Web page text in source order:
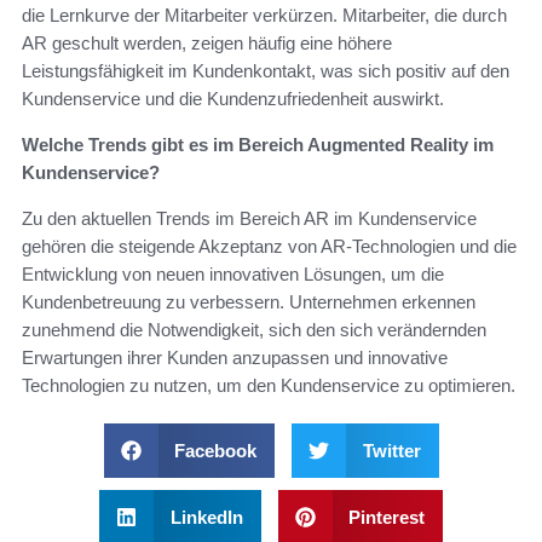
die Lernkurve der Mitarbeiter verkürzen. Mitarbeiter, die durch
AR geschult werden, zeigen häufig eine höhere
Leistungsfähigkeit im Kundenkontakt, was sich positiv auf den
Kundenservice und die Kundenzufriedenheit auswirkt.
Welche Trends gibt es im Bereich Augmented Reality im
Kundenservice?
Zu den aktuellen Trends im Bereich AR im Kundenservice
gehören die steigende Akzeptanz von AR-Technologien und die
Entwicklung von neuen innovativen Lösungen, um die
Kundenbetreuung zu verbessern. Unternehmen erkennen
zunehmend die Notwendigkeit, sich den sich verändernden
Erwartungen ihrer Kunden anzupassen und innovative
Technologien zu nutzen, um den Kundenservice zu optimieren.
Facebook Twitter
LinkedIn Pinterest